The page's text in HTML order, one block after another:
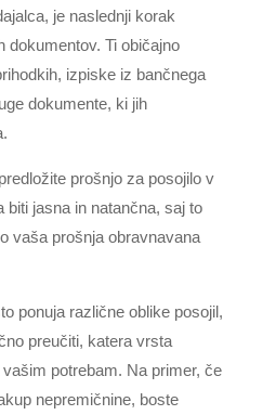
je naslednji korak
dokumentov. Ti običajno
izpiske iz bančnega
dokumente, ki jih
prošnjo za posojilo v
biti jasna in natančna, saj to
vaša prošnja obravnavana
ponuja različne oblike posojil,
preučiti, katera vrsta
potrebam. Na primer, če
nepremičnine, boste